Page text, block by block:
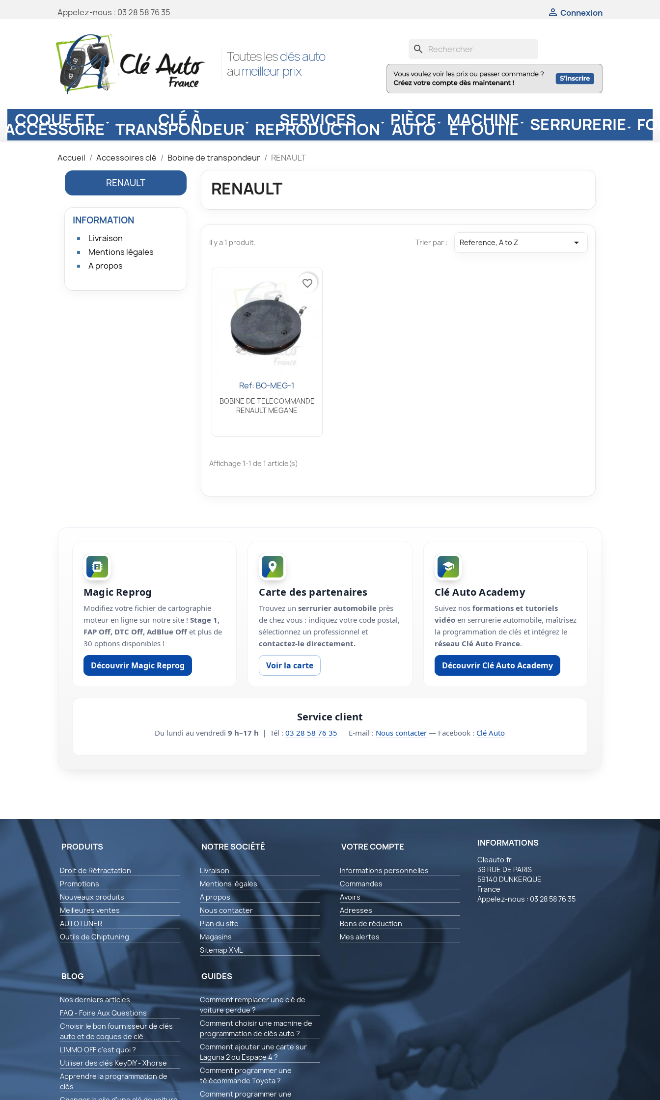
Appelez-nous : 03 28 58 76 35  Connexion
Toutes lesclés auto
aumeilleur prix
search
COQUE ET
ACCESSOIRE CLÉ À
TRANSPONDEUR SERVICES
REPRODUCTION PIÈCE
AUTO MACHINE
ET OUTIL SERRURERIE
Accueil Accessoires clé Bobine de transpondeur RENAULT
RENAULT
INFORMATION
Livraison
Mentions légales
A propos
RENAULT
Il y a 1 produit. Trier par : Reference, A to Z 
Aperçu rapide
Ref: BO-MEG-1
BOBINE DE TELECOMMANDE
RENAULT MEGANE
favorite_border
Affichage 1-1 de 1 article(s)
Magic Reprog
Modifiez votre fichier de cartographie
moteur en ligne sur notre site ! Stage 1,
FAP Off, DTC Off, AdBlue Off et plus de
30 options disponibles !
Découvrir Magic Reprog
Carte des partenaires
Trouvez unserrurier automobile près
de chez vous : indiquez votre code postal,
sélectionnez un professionnel et
contactez-le directement.
Voir la carte
Clé Auto Academy
Suivez nos formations et tutoriels
vidéoen serrurerie automobile, maîtrisez
la programmation de clés et intégrez le
réseau Clé Auto France.
Découvrir Clé Auto Academy
Service client
Du lundi au vendredi9 h–17 h ｜ Tél :03 28 58 76 35 ｜ E-mail : Nous contacter — Facebook : Clé Auto
PRODUITS
Droit de Rétractation
Promotions
Nouveaux produits
Meilleures ventes
AUTOTUNER
Outils de Chiptuning
NOTRE SOCIÉTÉ
Livraison
Mentions légales
A propos
Nous contacter
Plan du site
Magasins
Sitemap XML
BLOG
Nos derniers articles
FAQ - Foire Aux Questions
Choisir le bon fournisseur de clés
auto et de coques de clé
L'IMMO OFF c'est quoi ?
Utiliser des clés KeyDIY - Xhorse
Apprendre la programmation de
clés
GUIDES
Comment remplacer une clé de
voiture perdue ?
Comment choisir une machine de
programmation de clés auto ?
Comment ajouter une carte sur
Laguna 2 ou Espace 4 ?
Comment programmer une
télécommande Toyota ?
Comment programmer une
VOTRE COMPTE
Informations personnelles
Commandes
Avoirs
Adresses
Bons de réduction
Mes alertes
INFORMATIONS
Cleauto.fr
39 RUE DE PARIS
59140 DUNKERQUE
France
Appelez-nous : 03 28 58 76 35